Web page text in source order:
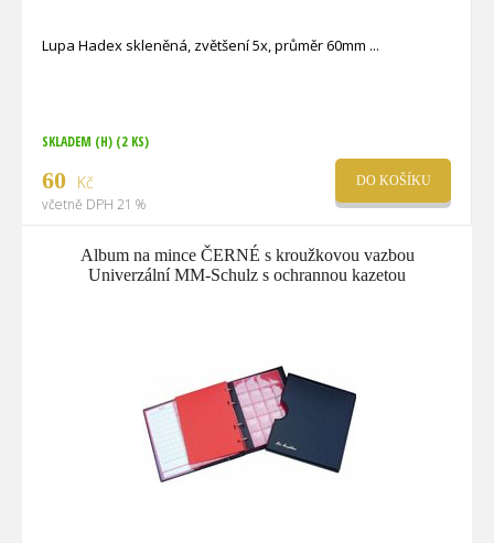
Lupa Hadex skleněná, zvětšení 5x, průměr 60mm
SKLADEM (H) (2 KS)
60 Kč
včetně DPH 21 %
DO KOŠÍKU
Album na mince ČERNÉ s kroužkovou vazbou
Univerzální MM-Schulz s ochrannou kazetou